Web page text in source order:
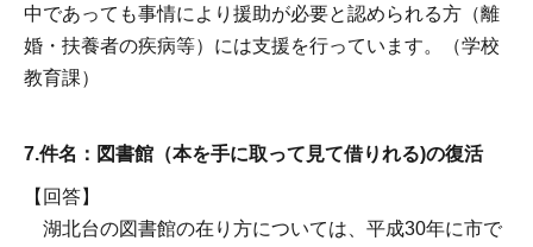
中であっても事情により援助が必要と認められる方（離
婚・扶養者の疾病等）には支援を行っています。（学校
教育課）
7.件名：図書館（本を手に取って見て借りれる)の復活
【回答】
湖北台の図書館の在り方については、平成30年に市で